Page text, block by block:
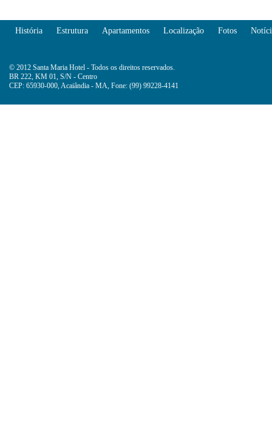
História Estrutura Apartamentos Localização Fotos
© 2012 Santa Maria Hotel - Todos os direitos reservados.
BR 222, KM 01, S/N - Centro
CEP: 65930-000, Acaiândia - MA, Fone: (99) 99228-4141